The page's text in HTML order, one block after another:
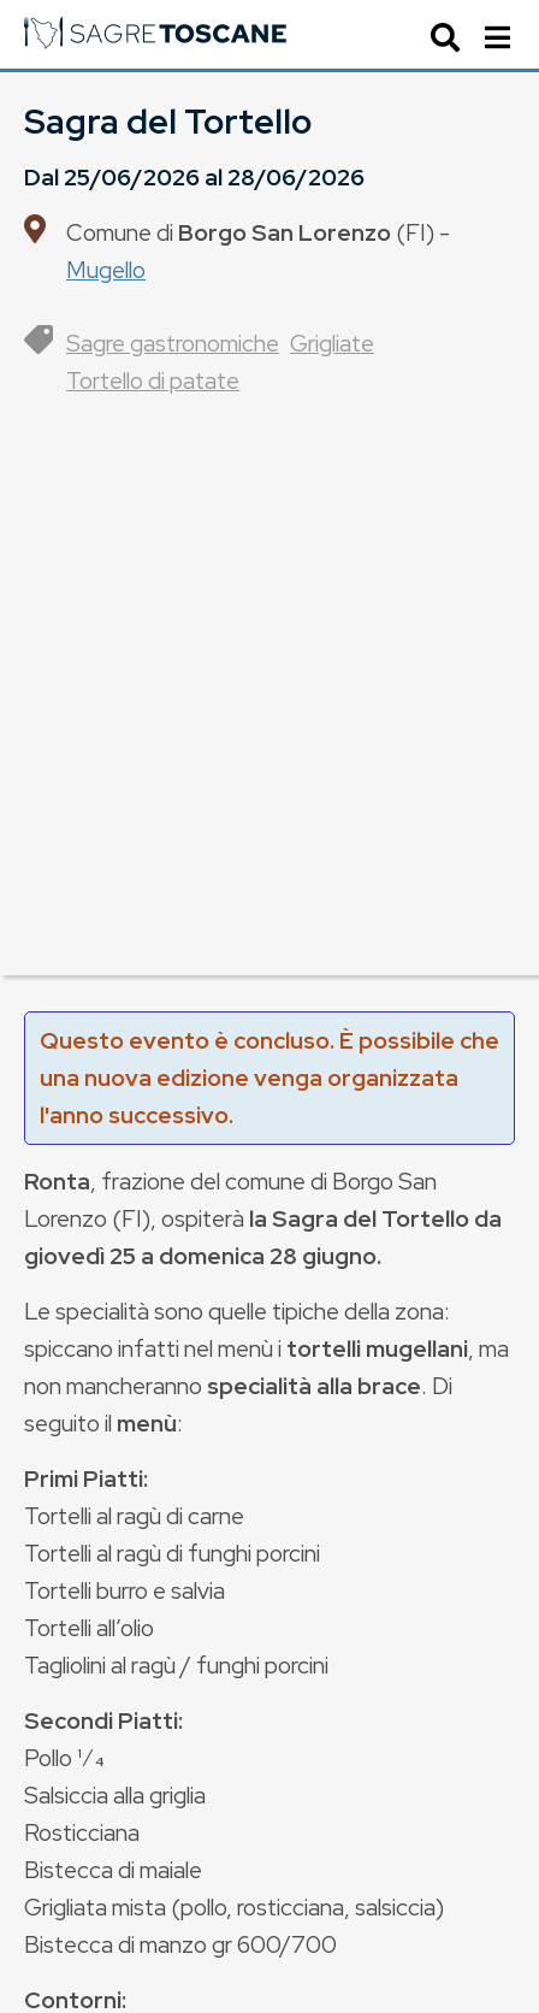
Sagra del Tortello
Dal25/06/2026al28/06/2026
Comune di Borgo San Lorenzo(FI) -
Mugello
Sagre gastronomiche Grigliate
Tortello di patate
Questo evento è concluso. È possibile che
una nuova edizione venga organizzata
l'anno successivo.
Ronta, frazione del comune di Borgo San
Lorenzo (FI), ospiterà la Sagra del Tortello da
giovedì 25 a domenica 28 giugno.
Le specialità sono quelle tipiche della zona:
spiccano infatti nel menù i tortelli mugellani, ma
non mancheranno specialità alla brace. Di
seguito il menù:
Primi Piatti:
Tortelli al ragù di carne
Tortelli al ragù di funghi porcini
Tortelli burro e salvia
Tortelli all’olio
Tagliolini al ragù / funghi porcini
Secondi Piatti:
Pollo 1⁄4
Salsiccia alla griglia
Rosticciana
Bistecca di maiale
Grigliata mista (pollo, rosticciana, salsiccia)
Bistecca di manzo gr 600/700
Contorni: